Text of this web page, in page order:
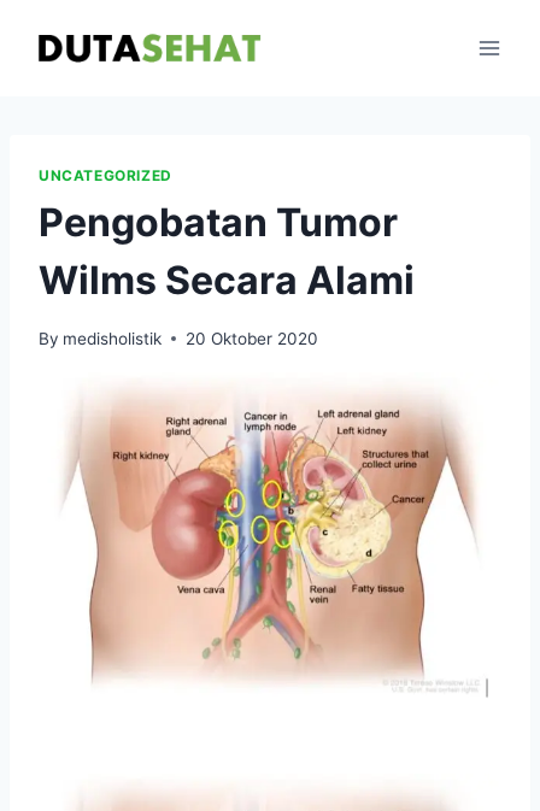
UNCATEGORIZED
Pengobatan Tumor
Wilms Secara Alami
By medisholistik 20 Oktober 2020